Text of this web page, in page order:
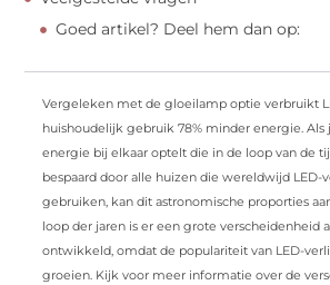
Goed artikel? Deel hem dan op:
Vergeleken met de gloeilamp optie verbruikt
huishoudelijk gebruik 78% minder energie. Als
energie bij elkaar optelt die in de loop van de
bespaard door alle huizen die wereldwijd LED-
gebruiken, kan dit astronomische proporties
loop der jaren is er een grote verscheidenheid
ontwikkeld, omdat de populariteit van LED-
groeien. Kijk voor meer informatie over de